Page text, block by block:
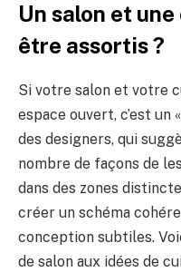
Un salon et
être assortis ?
Si votre salon et votre
espace ouvert, c’est
des designers, qui
nombre de façons de
dans des zones
créer un schéma
conception subtiles.
de salon aux idées de